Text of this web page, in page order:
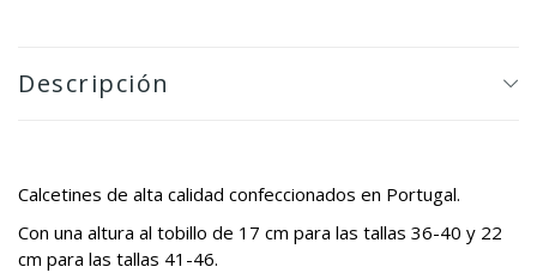
Descripción
Calcetines de alta calidad confeccionados en Portugal.
Con una altura al tobillo de 17 cm para las tallas 36-40 y 22
cm para las tallas 41-46.